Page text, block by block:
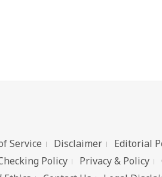
Service Disclaimer
Editorial
Policy
Privacy & Policy